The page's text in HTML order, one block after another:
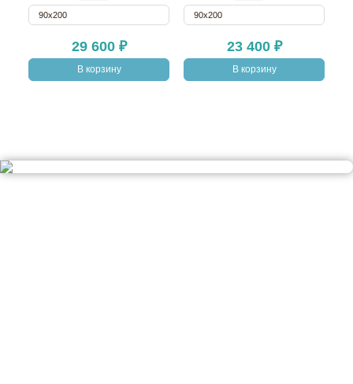
29 600 ₽
90х200
В корзину
23 400 ₽
90х200
В корзину